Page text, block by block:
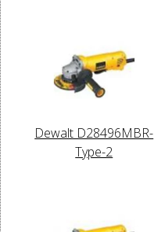
Dewalt D28496MBR-
Type-2